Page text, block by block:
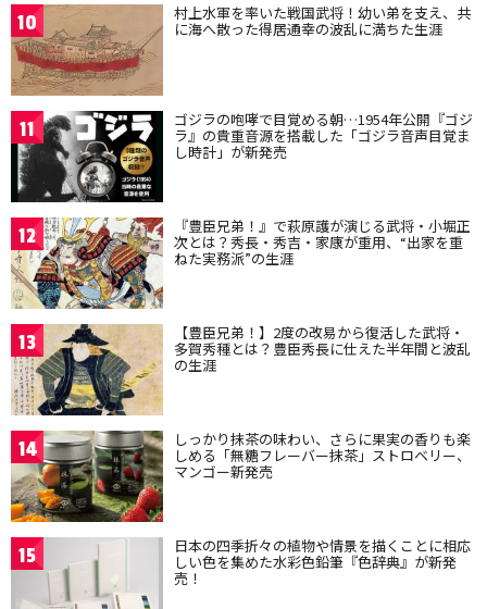
10 村上水軍を率いた戦国武将！幼い弟を支え、共
に海へ散った得居通幸の波乱に満ちた生涯
11 ゴジラの咆哮で目覚める朝…1954年公開『ゴジ
ラ』の貴重音源を搭載した「ゴジラ音声目覚ま
し時計」が新発売
12 『豊臣兄弟！』で萩原護が演じる武将・小堀正
次とは？秀長・秀吉・家康が重用、“出家を重
ねた実務派”の生涯
13 【豊臣兄弟！】2度の改易から復活した武将・
多賀秀種とは？豊臣秀長に仕えた半年間と波乱
の生涯
14 しっかり抹茶の味わい、さらに果実の香りも楽
しめる「無糖フレーバー抹茶」ストロベリー、
マンゴー新発売
15 日本の四季折々の植物や情景を描くことに相応
しい色を集めた水彩色鉛筆『色辞典』が新発
売！